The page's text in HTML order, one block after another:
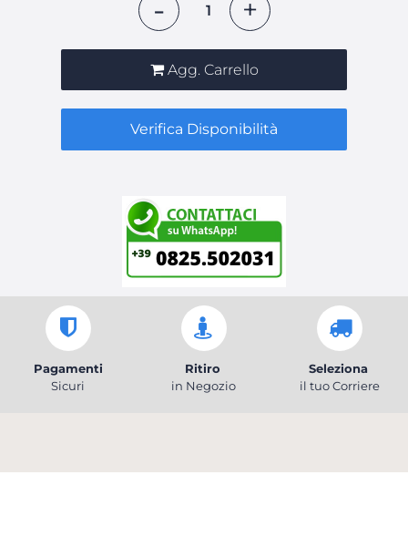
Agg. Carrello
Verifica Disponibilità
Pagamenti
Sicuri
Ritiro
in Negozio
Seleziona
il tuo Corriere